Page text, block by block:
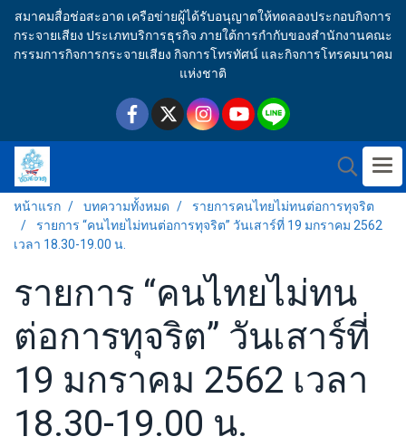
สมาคมสื่อช่อสะอาด เครือข่ายผู้ได้รับอนุญาตให้ทดลองประกอบกิจการ
กระจายเสียง ประเภทบริการธุรกิจ ภายใต้การกำกับของสำนักงานคณะ
กรรมการกิจการกระจายเสียง กิจการโทรทัศน์ และกิจการโทรคมนาคม
แห่งชาติ
หน้าแรก บทความทั้งหมด
รายการคนไทยไม่ทนต่อการทุจริต
รายการ “คนไทยไม่ทนต่อการทุจริต” วันเสาร์ที่ 19 มกราคม 2562
เวลา 18.30-19.00 น.
รายการ “คนไทยไม่ทน
ต่อการทุจริต” วันเสาร์ที่
19 มกราคม 2562 เวลา
18.30-19.00 น.